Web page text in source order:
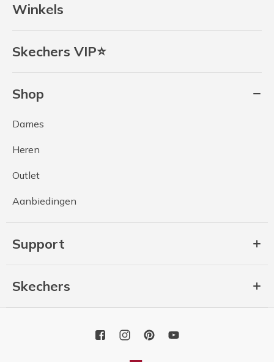
Winkels
Skechers VIP⭐
Shop
Dames
Heren
Outlet
Aanbiedingen
Support
Skechers